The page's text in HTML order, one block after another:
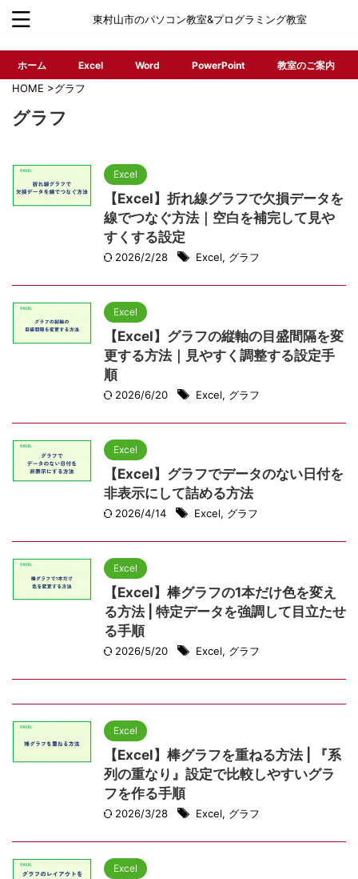
東村山市のパソコン教室&プログラミング教室
ホーム Excel Word PowerPoint 教室のご案内
HOME >グラフ
グラフ
Excel
【Excel】折れ線グラフで欠損データを
線でつなぐ方法｜空白を補完して見や
すくする設定
2026/2/28 Excel, グラフ
Excel
【Excel】グラフの縦軸の目盛間隔を変
更する方法｜見やすく調整する設定手
順
2026/6/20 Excel, グラフ
Excel
【Excel】グラフでデータのない日付を
非表示にして詰める方法
2026/4/14 Excel, グラフ
Excel
【Excel】棒グラフの1本だけ色を変え
る方法 | 特定データを強調して目立たせ
る手順
2026/5/20 Excel, グラフ
Excel
【Excel】棒グラフを重ねる方法 | 『系
列の重なり』設定で比較しやすいグラ
フを作る手順
2026/3/28 Excel, グラフ
Excel